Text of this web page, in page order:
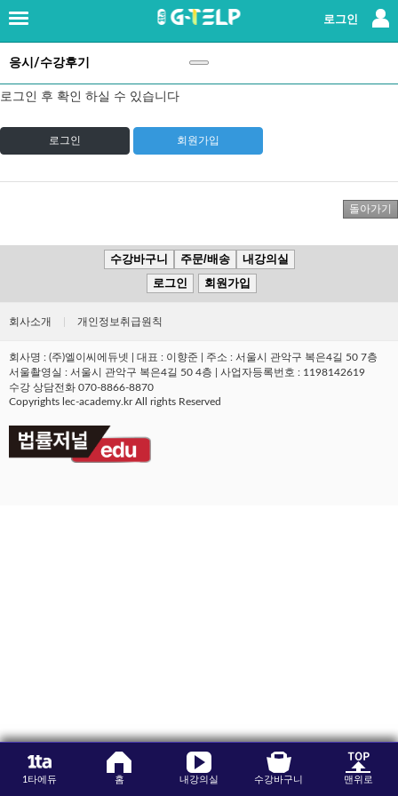
로그인
×
로그인|회원가입
강사소개
단과강좌
응시/수강후기(147)
수강평
1타에듀 홈 내강의실 수강바구니 맨위로
응시/수강후기
로그인 후 확인 하실 수 있습니다
로그인 회원가입
수강바구니 주문/배송
내강의실
로그인
회원가입
회사소개 개인정보취급원칙
회사명 : (주)엘이씨에듀넷 | 대표 : 이향준 | 주소 : 서울시 관악구 복은4길 50 7층
서울촬영실 : 서울시 관악구 복은4길 50 4층 | 사업자등록번호 : 1198142619
수강 상담전화 070-8866-8870
Copyrights lec-academy.kr All rights Reserved